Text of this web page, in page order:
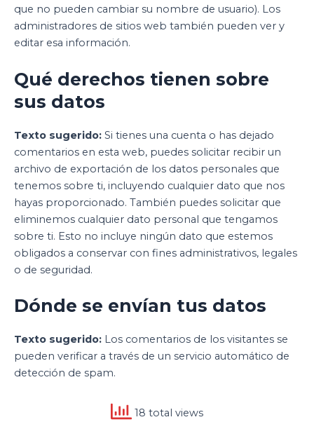
que no pueden cambiar su nombre de usuario). Los
administradores de sitios web también pueden ver y
editar esa información.
Qué derechos tienen sobre
sus datos
Texto sugerido: Si tienes una cuenta o has dejado
comentarios en esta web, puedes solicitar recibir un
archivo de exportación de los datos personales que
tenemos sobre ti, incluyendo cualquier dato que nos
hayas proporcionado. También puedes solicitar que
eliminemos cualquier dato personal que tengamos
sobre ti. Esto no incluye ningún dato que estemos
obligados a conservar con fines administrativos, legales
o de seguridad.
Dónde se envían tus datos
Texto sugerido: Los comentarios de los visitantes se
pueden verificar a través de un servicio automático de
detección de spam.
18 total views